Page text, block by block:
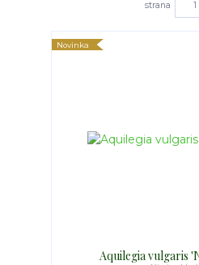
strana
Novinka
Aquilegia vulgaris